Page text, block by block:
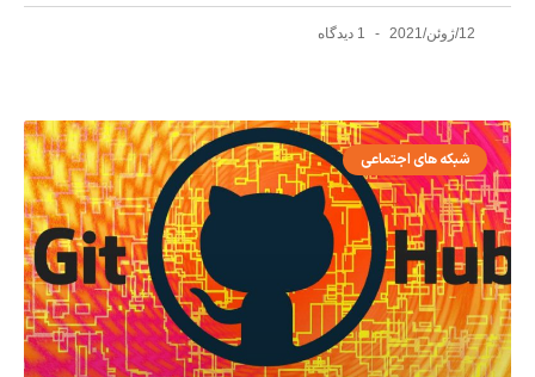
12/ژوئن/2021
شبکه های اجتماعی